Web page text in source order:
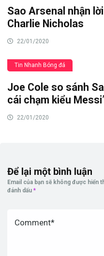
Sao Arsenal nhận
Charlie Nicholas
22/01/2020
Tin Nhanh Bóng đá
Joe Cole so sánh
cái chạm kiểu
22/01/2020
Để lại một bình luận
Email của bạn sẽ không được hiển
đánh dấu *